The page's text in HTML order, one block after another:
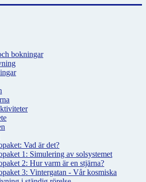
bokningar
Vad är det?
1: Simulering av solsystemet
2: Hur varm är en stjärna?
3: Vintergatan - Vår kosmiska